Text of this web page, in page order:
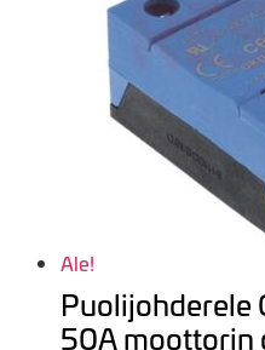
Ale!
Puolijohderele
50A moottorin